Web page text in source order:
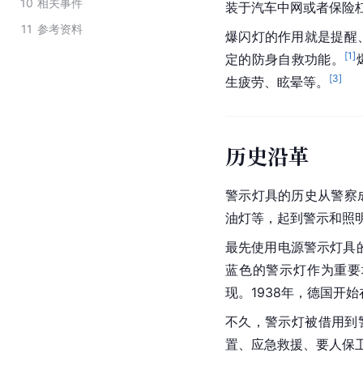
11 参考资料
装于汽车中网或者保险
爆闪灯的作用就是提醒
定的防身自救功能。
[1]
生疲劳、眩晕等。
[3]
历史沿革
警示灯具的历史从警察
油灯等，起到警示和照
最先使用电源警示灯具
蓝色的警示灯作为重
现。1938年，德国开
不久，警示灯被借用
置、应急救援、要人保